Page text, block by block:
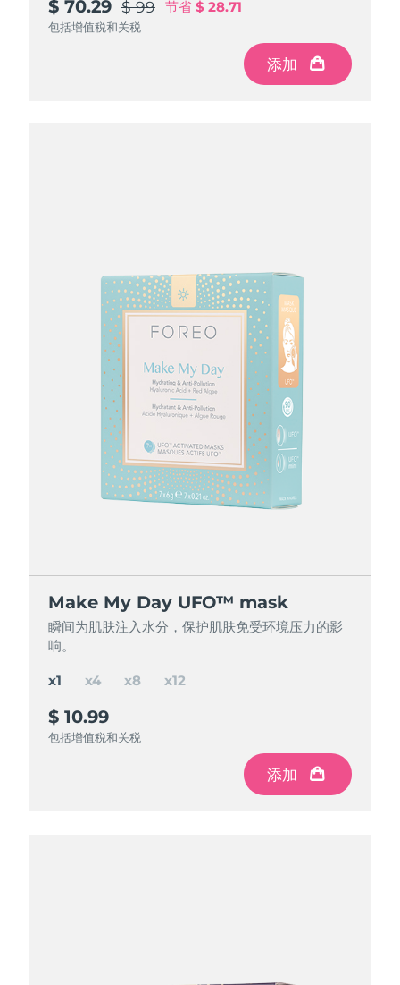
$ 70.29 $ 99 节省 $ 28.71
包括增值税和关税
添加
$ 70.29 $ 99 节省 $ 28.71
包括增值税和关税
添加
$ 70.29 $ 99 节省 $ 28.71
包括增值税和关税
添加
Make My Day UFO™ mask
瞬间为肌肤注入水分，保护肌肤免受环境压力的影
响。
$ 10.99
包括增值税和关税
添加
Make My Day UFO™ mask
瞬间为肌肤注入水分，保护肌肤免受环境压力的影
响。
$ 37 $ 43.96
包括增值税和关税
添加
Make My Day UFO™ mask
瞬间为肌肤注入水分，保护肌肤免受环境压力的影
响。
$ 65 $ 87.92
包括增值税和关税
添加
Make My Day UFO™ mask
瞬间为肌肤注入水分，保护肌肤免受环境压力的影
响。
$ 85 $ 131.88
包括增值税和关税
添加
x1 x4 x8 x12